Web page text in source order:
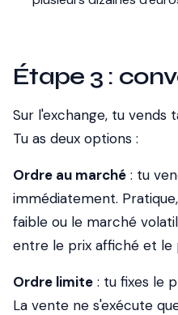
Étape 3 :
Sur l'exchange, tu
Tu as deux options :
Ordre au marché : tu
immédiatement.
faible ou le marché
entre le prix affiché et le
Ordre limite : tu fixes le
La vente ne s'exécute